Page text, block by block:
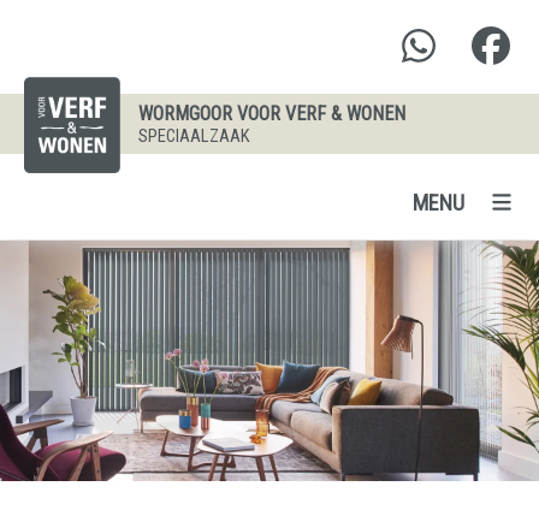
WORMGOOR VOOR VERF & WONEN
SPECIAALZAAK
MENU